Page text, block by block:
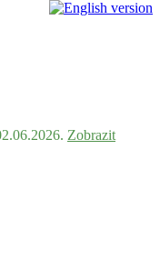
Zobrazit